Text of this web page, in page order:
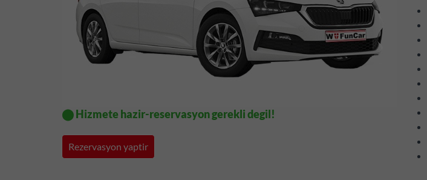
⬤ Hizmete hazir-reservasyon gerekli degil!
Rezervasyon yaptir